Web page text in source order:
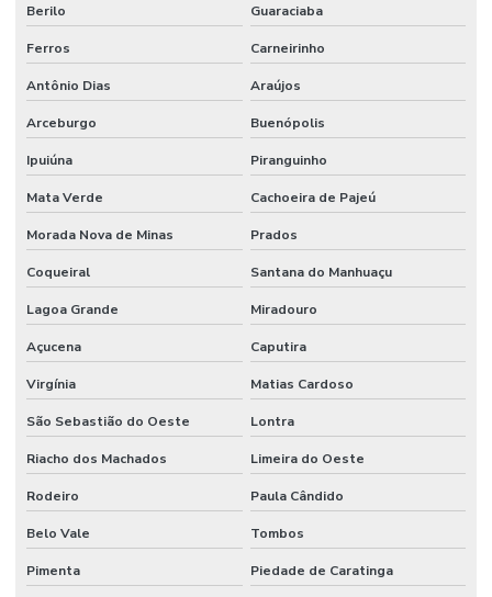
Berilo Guaraciaba
Ferros Carneirinho
Antônio Dias Araújos
Arceburgo Buenópolis
Ipuiúna Piranguinho
Mata Verde Cachoeira de Pajeú
Morada Nova de Minas Prados
Coqueiral Santana do Manhuaçu
Lagoa Grande Miradouro
Açucena Caputira
Virgínia Matias Cardoso
São Sebastião do Oeste Lontra
Riacho dos Machados Limeira do Oeste
Rodeiro Paula Cândido
Belo Vale Tombos
Pimenta Piedade de Caratinga